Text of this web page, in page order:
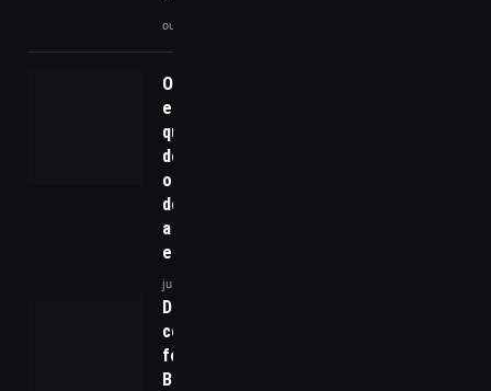
outubro 27, 2025
O professor
em crise:
quando
desvalorizar
o docente é
desvalorizar
a
educação?
junho 1, 2026
Deputada
condenada
foge do
Brasil e